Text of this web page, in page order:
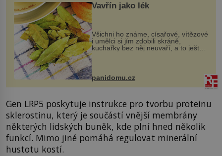
Vavřín jako lék
Všichni ho známe, císařové, vítězové
i umělci si jím zdobili skráně,
kuchařky bez něj neuvaří, a to ještě
nevíte, že bobkový list může výrazně
zmírnit některé naše neduhy.
Obsahuje v malém množství ně...
panidomu.cz
Gen LRP5 poskytuje instrukce pro tvorbu proteinu
sklerostinu, který je součástí vnější membrány
některých lidských buněk, kde plní hned několik
funkcí. Mimo jiné pomáhá regulovat minerální
hustotu kostí.